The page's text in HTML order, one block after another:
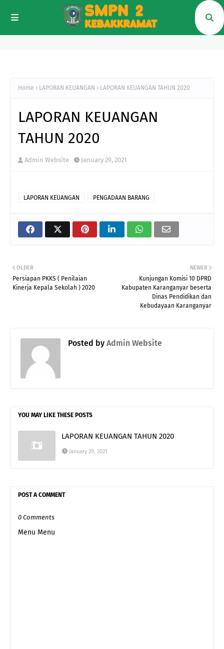
Home LAPORAN KEUANGAN LAPORAN KEUANGAN TAHUN 2020
LAPORAN KEUANGAN
TAHUN 2020
Admin Website January 29, 2021
LAPORAN KEUANGAN PENGADAAN BARANG
NEWER
Kunjungan Komisi 10 DPRD
Kabupaten Karanganyar beserta
Dinas Pendidikan dan
Kebudayaan Karanganyar
OLDER
Persiapan PKKS ( Penilaian
Kinerja Kepala Sekolah ) 2020
Posted by Admin Website
YOU MAY LIKE THESE POSTS
LAPORAN KEUANGAN TAHUN 2020
January 29, 2021
POST A COMMENT
0 Comments
Menu Menu